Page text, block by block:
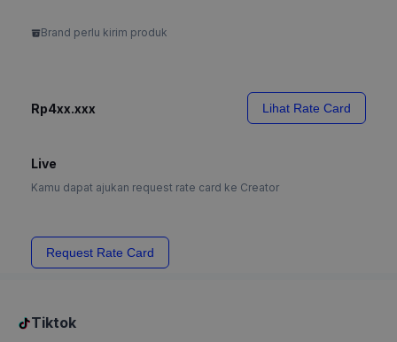
Brand perlu kirim produk
Rp4xx.xxx Lihat Rate Card
Live
Kamu dapat ajukan request rate card ke Creator
Request Rate Card
Tiktok